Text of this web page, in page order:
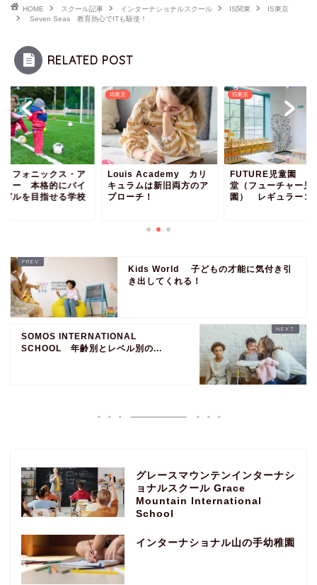
HOME スクール記事 インターナショナルスクール IS関東
IS東京
Seven Seas 教育熱心でITも駆使！
RELATED POST
・フォニックス・ア
ミー 本格的にバイ
ガルを目指せる学校
IS東京
Louis Academy カリ
キュラムは新旧両方のア
プローチ！
IS東京
FUTURE児童園
堂（フューチャー児
園） レギュラーコ
Kids World 子どもの才能に気付き引
き出してくれる！
SOMOS INTERNATIONAL
SCHOOL 年齢別とレベル別の...
グレースマウンテンインターナシ
ョナルスクール Grace
Mountain International
School
インターナショナル山の手幼稚園